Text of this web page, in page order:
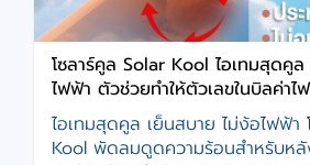
โซลาร์คูล Solar Kool ไอเทมสุดคู
ไฟฟ้า ตัวช่วยทำให้ตัวเลขในบิลค่า
ไอเทมสุดคูล เย็นสบาย ไม่ง้อไฟฟ้า
Kool พัดลมดูดความร้อนสำหรับหลั